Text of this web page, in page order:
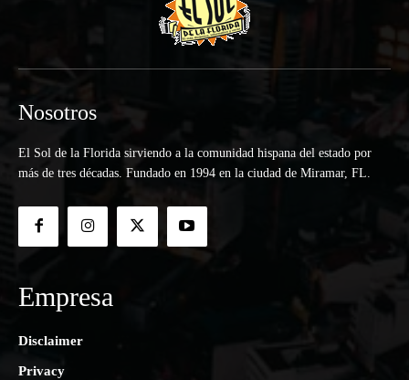
Nosotros
El Sol de la Florida sirviendo a la comunidad hispana del estado por
más de tres décadas. Fundado en 1994 en la ciudad de Miramar, FL.
Empresa
Disclaimer
Privacy